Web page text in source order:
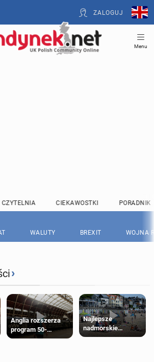
ZALOGUJ
Menu
CZYTELNIA CIEKAWOSTKI PORADNIK
WALUTY BREXIT WOJNA
›
Anglia rozszerza
program 50-
procentowych
Najlepsze
nadmorskie
miasteczko blisko